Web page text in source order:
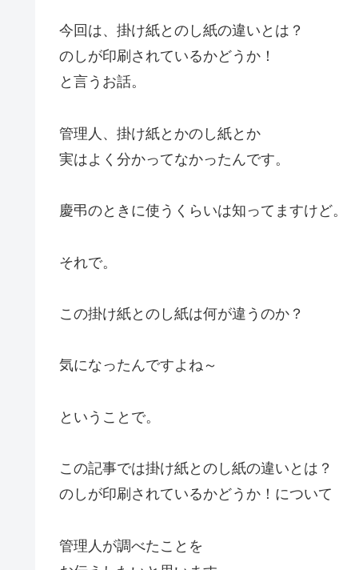
今回は、掛け紙とのし紙の違いとは？
のしが印刷されているかどうか！
と言うお話。
管理人、掛け紙とかのし紙とか
実はよく分かってなかったんです。
慶弔のときに使うくらいは知ってますけど。
それで。
この掛け紙とのし紙は何が違うのか？
気になったんですよね～
ということで。
この記事では掛け紙とのし紙の違いとは？
のしが印刷されているかどうか！について
管理人が調べたことを